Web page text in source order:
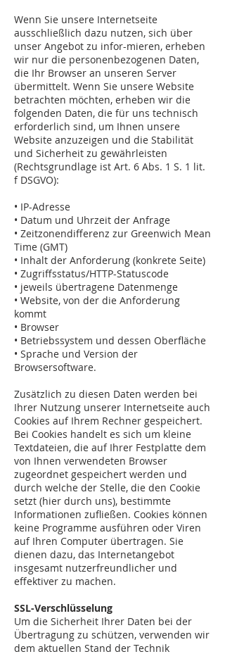
Wenn Sie unsere Internetseite
ausschließlich dazu nutzen, sich über
unser Angebot zu infor-mieren, erheben
wir nur die personenbezogenen Daten,
die Ihr Browser an unseren Server
übermittelt. Wenn Sie unsere Website
betrachten möchten, erheben wir die
folgenden Daten, die für uns technisch
erforderlich sind, um Ihnen unsere
Website anzuzeigen und die Stabilität
und Sicherheit zu gewährleisten
(Rechtsgrundlage ist Art. 6 Abs. 1 S. 1 lit.
f DSGVO):
• IP-Adresse
• Datum und Uhrzeit der Anfrage
• Zeitzonendifferenz zur Greenwich Mean
Time (GMT)
• Inhalt der Anforderung (konkrete Seite)
• Zugriffsstatus/HTTP-Statuscode
• jeweils übertragene Datenmenge
• Website, von der die Anforderung
kommt
• Browser
• Betriebssystem und dessen Oberfläche
• Sprache und Version der
Browsersoftware.
Zusätzlich zu diesen Daten werden bei
Ihrer Nutzung unserer Internetseite auch
Cookies auf Ihrem Rechner gespeichert.
Bei Cookies handelt es sich um kleine
Textdateien, die auf Ihrer Festplatte dem
von Ihnen verwendeten Browser
zugeordnet gespeichert werden und
durch welche der Stelle, die den Cookie
setzt (hier durch uns), bestimmte
Informationen zufließen. Cookies können
keine Programme ausführen oder Viren
auf Ihren Computer übertragen. Sie
dienen dazu, das Internetangebot
insgesamt nutzerfreundlicher und
effektiver zu machen.
SSL-Verschlüsselung
Um die Sicherheit Ihrer Daten bei der
Übertragung zu schützen, verwenden wir
dem aktuellen Stand der Technik